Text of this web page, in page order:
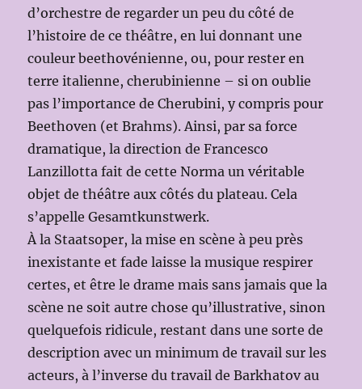
d’orchestre de regarder un peu du côté de
l’histoire de ce théâtre, en lui donnant une
couleur beethovénienne, ou, pour rester en
terre italienne, cherubinienne – si on oublie
pas l’importance de Cherubini, y compris pour
Beethoven (et Brahms). Ainsi, par sa force
dramatique, la direction de Francesco
Lanzillotta fait de cette Norma un véritable
objet de théâtre aux côtés du plateau. Cela
s’appelle Gesamtkunstwerk.
À la Staatsoper, la mise en scène à peu près
inexistante et fade laisse la musique respirer
certes, et être le drame mais sans jamais que la
scène ne soit autre chose qu’illustrative, sinon
quelquefois ridicule, restant dans une sorte de
description avec un minimum de travail sur les
acteurs, à l’inverse du travail de Barkhatov au